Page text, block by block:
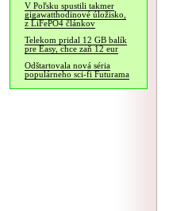
V Poľsku spustili takmer
gigawatthodinové úložisko,
z LiFePO4 článkov
Telekom pridal 12 GB balík
pre Easy, chce zaň 12 eur
Odštartovala nová séria
populárneho sci-fi Futurama